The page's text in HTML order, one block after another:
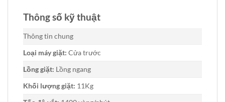
Thông số kỹ thuật
Thông tin chung
Loại máy giặt: Cửa trước
Lồng giặt: Lồng ngang
Khối lượng giặt: 11Kg